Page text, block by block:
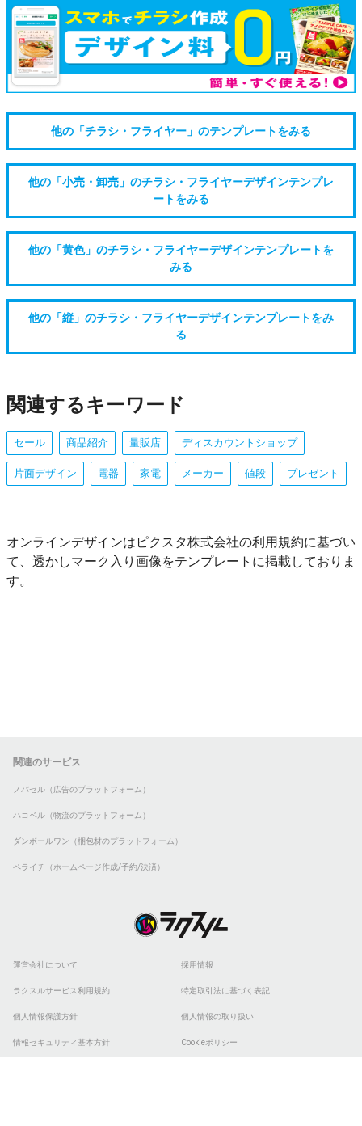
他の「チラシ・フライヤー」のテンプレートをみる
他の「小売・卸売」のチラシ・フライヤーデザインテンプレ
ートをみる
他の「黄色」のチラシ・フライヤーデザインテンプレートを
みる
他の「縦」のチラシ・フライヤーデザインテンプレートをみ
る
関連するキーワード
セール 商品紹介 量販店 ディスカウントショップ
片面デザイン 電器 家電 メーカー 値段 プレゼント
オンラインデザインはピクスタ株式会社の利用規約に基づい
て、透かしマーク入り画像をテンプレートに掲載しておりま
す。
関連のサービス
ノバセル（広告のプラットフォーム）
ハコベル（物流のプラットフォーム）
ダンボールワン（梱包材のプラットフォーム）
ペライチ（ホームページ作成/予約/決済）
運営会社について 採用情報
ラクスルサービス利用規約 特定取引法に基づく表記
個人情報保護方針 個人情報の取り扱い
情報セキュリティ基本方針 Cookieポリシー